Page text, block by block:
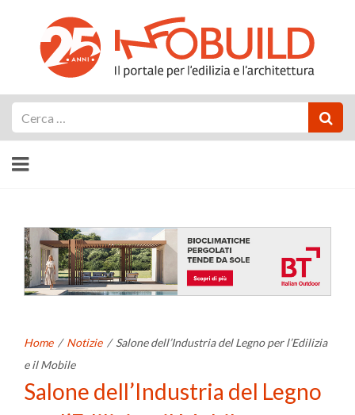
Home / Notizie / Salone dell’Industria del Legno per l’Edilizia
e il Mobile
Salone dell’Industria del Legno